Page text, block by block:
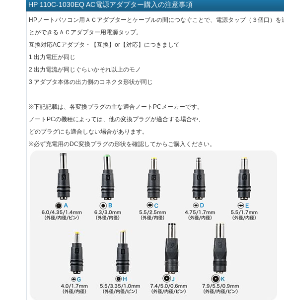
HP 110C-1030EQ AC電源アダプター購入の注意事項
HPノートパソコン用ＡＣアダプターとケーブルの間につなぐことで、電源タップ（３個口）を
とができるＡＣアダプター用電源タップ。
互換対応ACアダプタ・【互換】or【対応】につきまして
1 出力電圧が同じ
2 出力電流が同じぐらいかそれ以上のモノ
3 アダプタ本体の出力側のコネクタ形状が同じ
※下記記載は、各変換プラグの主な適合ノートPCメーカーです。
ノートPCの機種によっては、他の変換プラグが適合する場合や、
どのプラグにも適合しない場合があります。
※必ず充電用のDC変換プラグの形状を確認してからご購入ください。